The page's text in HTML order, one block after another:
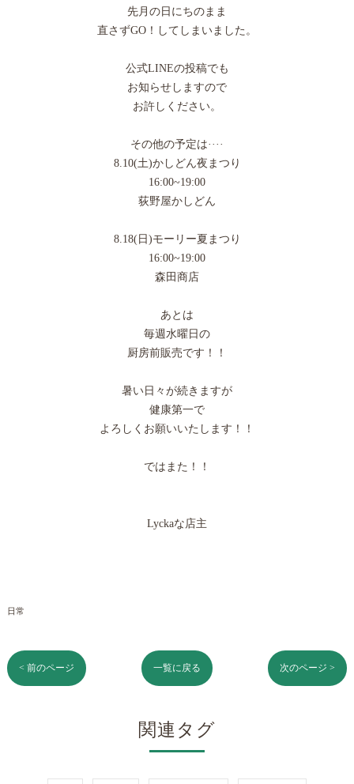
先月の日にちのまま
直さずGO！してしまいました。
公式LINEの投稿でも
お知らせしますので
お許しください。
その他の予定は····
8.10(土)かしどん夜まつり
16:00~19:00
荻野屋かしどん
8.18(日)モーリー夏まつり
16:00~19:00
森田商店
あとは
毎週水曜日の
厨房前販売です！！
暑い日々が続きますが
健康第一で
よろしくお願いいたします！！
ではまた！！
Lyckaな店主
日常
< 前のページ 一覧に戻る 次のページ >
関連タグ